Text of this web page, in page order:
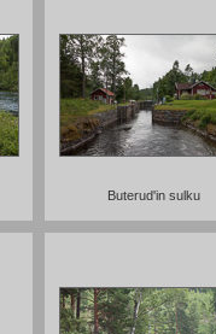
Buterud'in sulku